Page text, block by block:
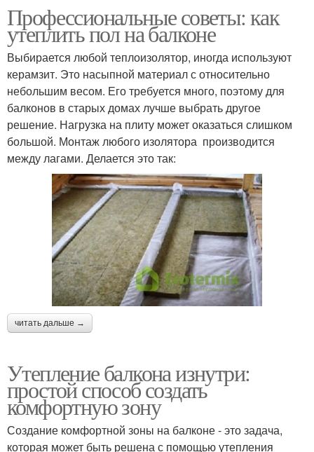
Профессиональные советы: как
утеплить пол на балконе
Выбирается любой теплоизолятор, иногда используют
керамзит. Это насыпной материал с относительно
небольшим весом. Его требуется много, поэтому для
балконов в старых домах лучше выбрать другое
решение. Нагрузка на плиту может оказаться слишком
большой. Монтаж любого изолятора производится
между лагами. Делается это так:
читать дальше →
Утепление балкона изнутри:
простой способ создать
комфортную зону
Создание комфортной зоны на балконе - это задача,
которая может быть решена с помощью утепления